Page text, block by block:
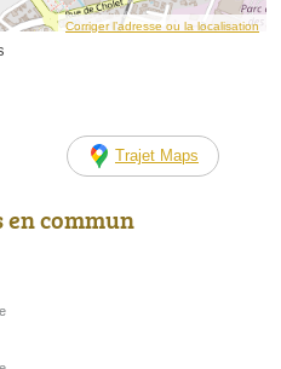
Corriger l’adresse ou la localisation
Trajet Maps
commun